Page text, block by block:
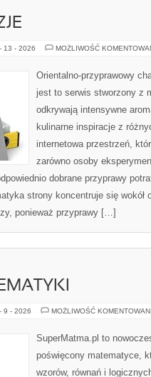
13 - 2026 MOŻLIWOŚĆ
Orientalno-przyprawowy
jest to serwis stworzony z
odkrywają intensywne
kulinarne inspiracje z
internetowa przestrzeń,
zarówno osoby
dobrane przyprawy
strony koncentruje się wokół
ponieważ przyprawy […]
9 - 2026 MOŻLIWOŚĆ
SuperMatma.pl to
poświęcony matematyce,
wzorów, równań i